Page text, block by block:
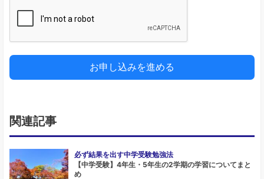
お申し込みを進める
関連記事
必ず結果を出す中学受験勉強法
【中学受験】4年生・5年生の2学期の学習についてまと
め